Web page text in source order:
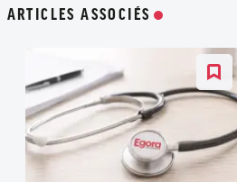
ARTICLES ASSOCIÉS